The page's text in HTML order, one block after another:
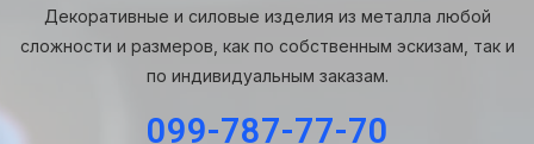
Декоративные и силовые изделия из металла любой
сложности и размеров, как по собственным эскизам, так и
по индивидуальным заказам.
099-787-77-70